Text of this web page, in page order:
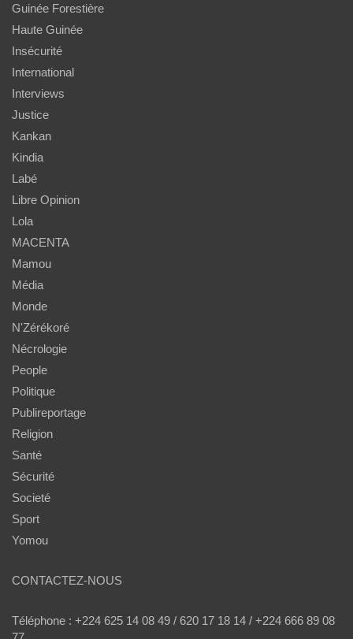
Guinée Forestière
Haute Guinée
Insécurité
International
Interviews
Justice
Kankan
Kindia
Labé
Libre Opinion
Lola
MACENTA
Mamou
Média
Monde
N'Zérékoré
Nécrologie
People
Politique
Publireportage
Religion
Santé
Sécurité
Societé
Sport
Yomou
CONTACTEZ-NOUS
Téléphone : +224 625 14 08 49 / 620 17 18 14 / +224 666 89 08